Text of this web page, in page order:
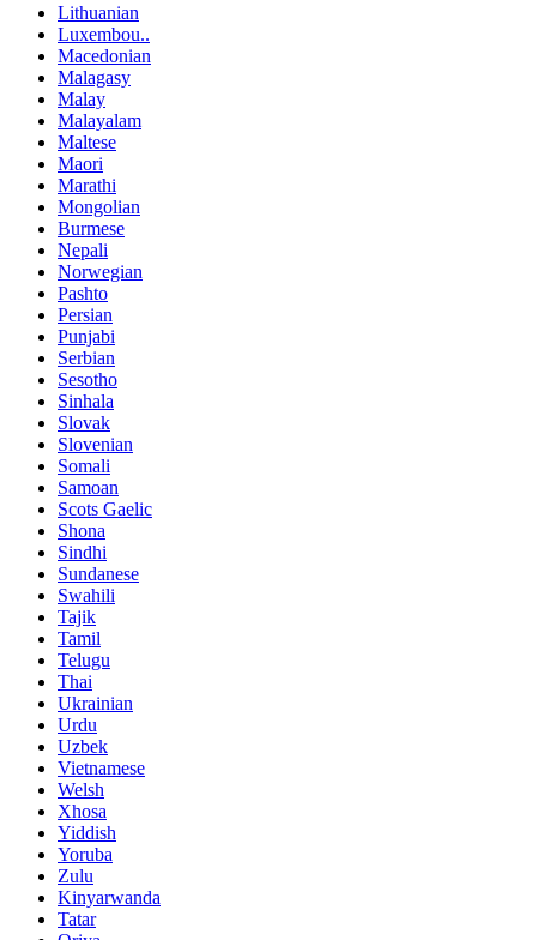
Lithuanian
Luxembou..
Macedonian
Malagasy
Malay
Malayalam
Maltese
Maori
Marathi
Mongolian
Burmese
Nepali
Norwegian
Pashto
Persian
Punjabi
Serbian
Sesotho
Sinhala
Slovak
Slovenian
Somali
Samoan
Scots Gaelic
Shona
Sindhi
Sundanese
Swahili
Tajik
Tamil
Telugu
Thai
Ukrainian
Urdu
Uzbek
Vietnamese
Welsh
Xhosa
Yiddish
Yoruba
Zulu
Kinyarwanda
Tatar